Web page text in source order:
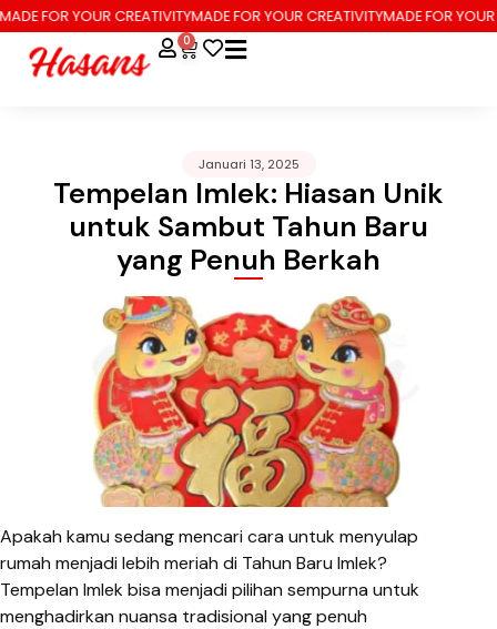
FOR YOUR CREATIVITYMADE FOR YOUR CREATIVITYMADE FOR YOUR
0
Januari 13, 2025
Tempelan Imlek: Hiasan Unik
untuk Sambut Tahun Baru
yang Penuh Berkah
Apakah kamu sedang mencari cara untuk menyulap
rumah menjadi lebih meriah di Tahun Baru Imlek?
Tempelan Imlek bisa menjadi pilihan sempurna untuk
menghadirkan nuansa tradisional yang penuh